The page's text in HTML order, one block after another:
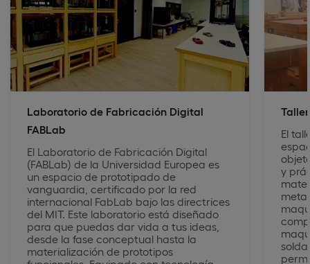
Laboratorio de Fabricación Digital
FABLab
El Laboratorio de Fabricación Digital
(FABLab) de la Universidad Europea es
un espacio de prototipado de
vanguardia, certificado por la red
internacional FabLab bajo las directrices
del MIT. Este laboratorio está diseñado
para que puedas dar vida a tus ideas,
desde la fase conceptual hasta la
materialización de prototipos
El
y